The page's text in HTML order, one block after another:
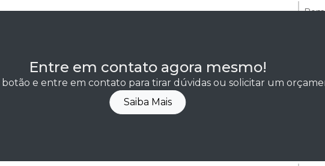
Entre em contato agora mesmo!
e entre em contato para tirar dúvidas ou solicitar um
Saiba Mais